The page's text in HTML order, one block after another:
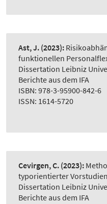
Ast, J. (2023):
funktionellen
Dissertation Leibniz
Berichte aus dem IFA
ISBN: 978-3-95900-842-6
ISSN: 1614-5720
Cevirgen, C. (2023):
typorientierter
Dissertation Leibniz
Berichte aus dem IFA